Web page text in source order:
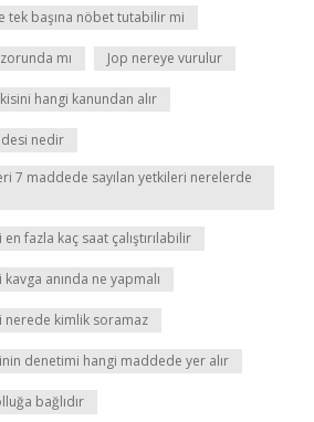
tek başına nöbet tutabilir mi
mı Jop nereye vurulur
hangi kanundan alır
nedir
7 maddede sayılan yetkileri nerelerde
fazla kaç saat çalıştırılabilir
anında ne yapmalı
nerede kimlik soramaz
denetimi hangi maddede yer alır
bağlıdır